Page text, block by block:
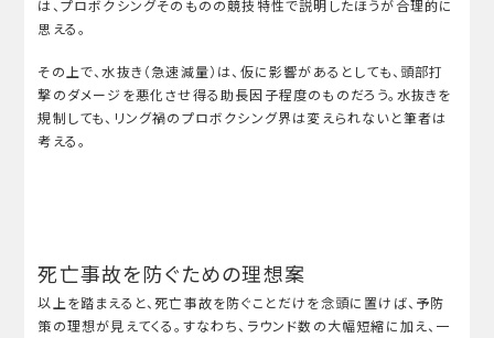
は、プロボクシングそのものの競技特性で説明したほうが合理的に
思える。
その上で、水抜き（急速減量）は、仮に影響があるとしても、頭部打
撃のダメージを悪化させ得る助長因子程度のものだろう。水抜きを
規制しても、リング禍のプロボクシング界は変えられないと筆者は
考える。
死亡事故を防ぐための理想案
以上を踏まえると、死亡事故を防ぐことだけを念頭に置けば、予防
策の理想が見えてくる。すなわち、ラウンド数の大幅短縮に加え、一